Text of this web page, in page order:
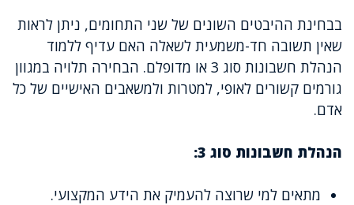
בבחינת ההיבטים השונים של שני התחומים, ניתן לראות
שאין תשובה חד-משמעית לשאלה האם עדיף ללמוד
הנהלת חשבונות סוג 3 או מדופלם. הבחירה תלויה במגוון
גורמים קשורים לאופי, למטרות ולמשאבים האישיים של כל
אדם.
הנהלת חשבונות סוג 3:
מתאים למי שרוצה להעמיק את הידע המקצועי.